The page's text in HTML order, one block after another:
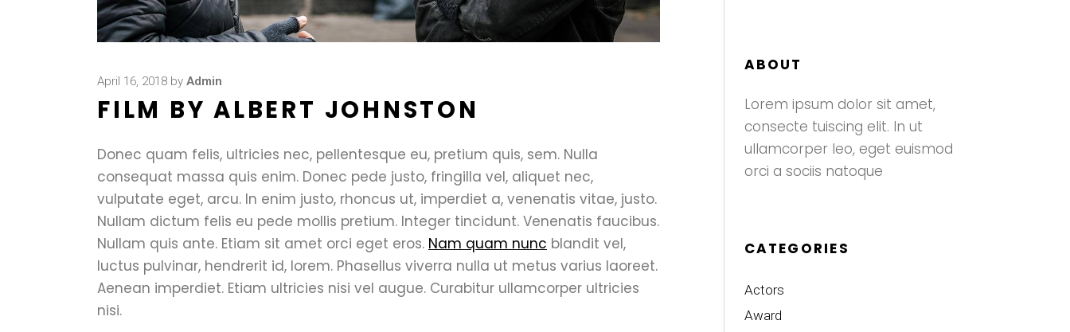
April 16, 2018 by Admin
FILM BY ALBERT JOHNSTON
Donec quam felis, ultricies nec, pellentesque eu, pretium quis, sem. Nulla
consequat massa quis enim. Donec pede justo, fringilla vel, aliquet nec,
vulputate eget, arcu. In enim justo, rhoncus ut, imperdiet a, venenatis vitae, justo.
Nullam dictum felis eu pede mollis pretium. Integer tincidunt. Venenatis faucibus.
Nullam quis ante. Etiam sit amet orci eget eros. Nam quam nunc blandit vel,
luctus pulvinar, hendrerit id, lorem. Phasellus viverra nulla ut metus varius laoreet.
Aenean imperdiet. Etiam ultricies nisi vel augue. Curabitur ullamcorper ultricies
nisi.
ABOUT
Lorem ipsum dolor sit amet,
consecte tuiscing elit. In ut
ullamcorper leo, eget euismod
orci a sociis natoque
CATEGORIES
Actors
Award